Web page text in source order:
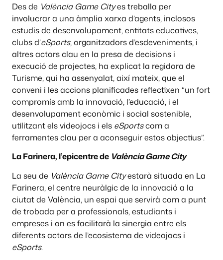
Des de València Game Cityes treballa per
involucrar a una àmplia xarxa d’agents, inclosos
estudis de desenvolupament, entitats educatives,
clubs d’eSports, organitzadors d’esdeveniments, i
altres actors clau en la presa de decisions i
execució de projectes, ha explicat la regidora de
Turisme, qui ha assenyalat, així mateix, que el
conveni i les accions planificades reflectixen “un fort
compromís amb la innovació, l’educació, i el
desenvolupament econòmic i social sostenible,
utilitzant els videojocs i els eSportscom a
ferramentes clau per a aconseguir estos objectius”.
La Farinera, l’epicentre de València Game City
La seu de València Game Cityestarà situada en La
Farinera, el centre neuràlgic de la innovació a la
ciutat de València, un espai que servirà com a punt
de trobada per a professionals, estudiants i
empreses i on es facilitarà la sinergia entre els
diferents actors de l’ecosistema de videojocs i
eSports.